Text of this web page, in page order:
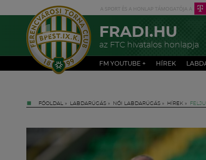
FRADI.HU
az FTC hivatalos honlapja
FM YOUTUBE + HÍREK
FŐOLDAL » LABDARÚGÁS » NŐI LABDARÚGÁS » HÍREK »